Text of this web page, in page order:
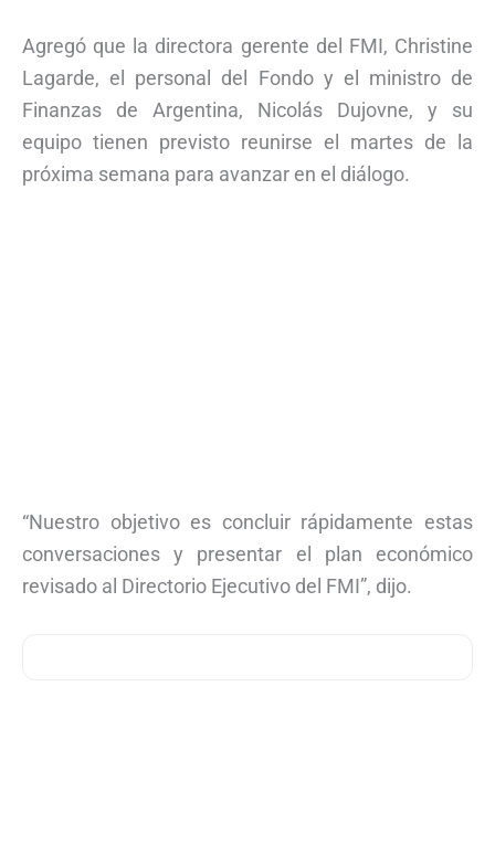
Agregó que la directora gerente del FMI, Christine
Lagarde, el personal del Fondo y el ministro de
Finanzas de Argentina, Nicolás Dujovne, y su
equipo tienen previsto reunirse el martes de la
próxima semana para avanzar en el diálogo.
“Nuestro objetivo es concluir rápidamente estas
conversaciones y presentar el plan económico
revisado al Directorio Ejecutivo del FMI”, dijo.